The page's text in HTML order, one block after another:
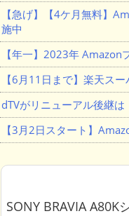
【急げ】【4ケ月無料】
施中
【年一】2023年 Amazon
【6月11日まで】楽天ス
dTVがリニューアル後継は
【3月2日スタート】
SONY BRAVIA A80K